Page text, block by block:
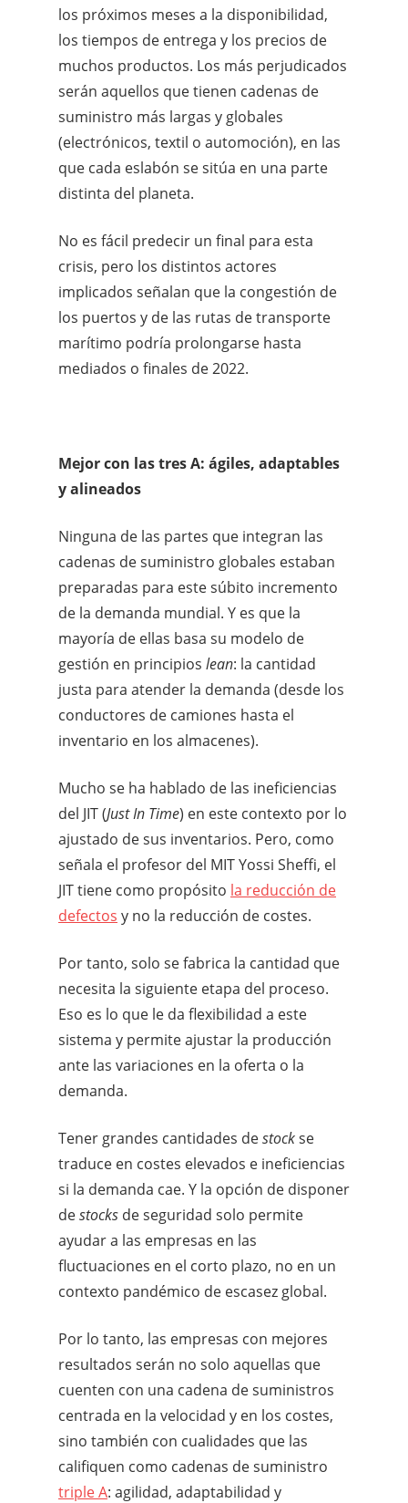
los próximos meses a la disponibilidad,
los tiempos de entrega y los precios de
muchos productos. Los más perjudicados
serán aquellos que tienen cadenas de
suministro más largas y globales
(electrónicos, textil o automoción), en las
que cada eslabón se sitúa en una parte
distinta del planeta.
No es fácil predecir un final para esta
crisis, pero los distintos actores
implicados señalan que la congestión de
los puertos y de las rutas de transporte
marítimo podría prolongarse hasta
mediados o finales de 2022.
Mejor con las tres A: ágiles, adaptables
y alineados
Ninguna de las partes que integran las
cadenas de suministro globales estaban
preparadas para este súbito incremento
de la demanda mundial. Y es que la
mayoría de ellas basa su modelo de
gestión en principios lean: la cantidad
justa para atender la demanda (desde los
conductores de camiones hasta el
inventario en los almacenes).
Mucho se ha hablado de las ineficiencias
del JIT (Just In Time) en este contexto por lo
ajustado de sus inventarios. Pero, como
señala el profesor del MIT Yossi Sheffi, el
JIT tiene como propósito la reducción de
defectos y no la reducción de costes.
Por tanto, solo se fabrica la cantidad que
necesita la siguiente etapa del proceso.
Eso es lo que le da flexibilidad a este
sistema y permite ajustar la producción
ante las variaciones en la oferta o la
demanda.
Tener grandes cantidades destockse
traduce en costes elevados e ineficiencias
si la demanda cae. Y la opción de disponer
destocks de seguridad solo permite
ayudar a las empresas en las
fluctuaciones en el corto plazo, no en un
contexto pandémico de escasez global.
Por lo tanto, las empresas con mejores
resultados serán no solo aquellas que
cuenten con una cadena de suministros
centrada en la velocidad y en los costes,
sino también con cualidades que las
califiquen como cadenas de suministro
triple A: agilidad, adaptabilidad y